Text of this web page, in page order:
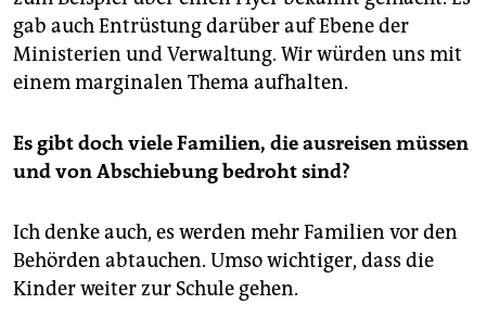
gab auch Entrüstung darüber auf Ebene der
Ministerien und Verwaltung. Wir würden uns mit
einem marginalen Thema aufhalten.
Es gibt doch viele Familien, die ausreisen müssen
und von Abschiebung bedroht sind?
Ich denke auch, es werden mehr Familien vor den
Behörden abtauchen. Umso wichtiger, dass die
Kinder weiter zur Schule gehen.